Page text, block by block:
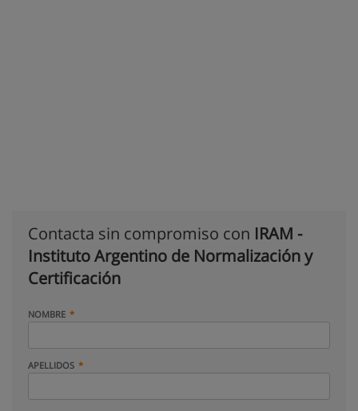
Contacta sin compromiso con IRAM -
Instituto Argentino de Normalización y
Certificación
NOMBRE
APELLIDOS